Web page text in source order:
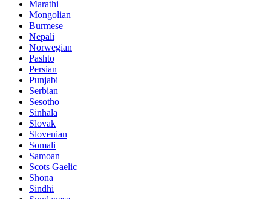
Marathi
Mongolian
Burmese
Nepali
Norwegian
Pashto
Persian
Punjabi
Serbian
Sesotho
Sinhala
Slovak
Slovenian
Somali
Samoan
Scots Gaelic
Shona
Sindhi